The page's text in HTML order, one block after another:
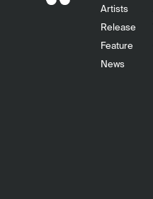
Artists
Release
Feature
News